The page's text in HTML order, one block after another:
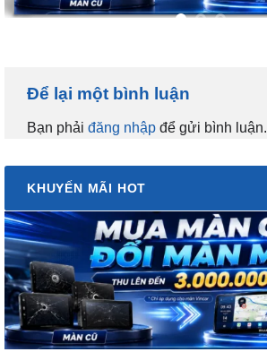
Để lại một bình luận
Bạn phải đăng nhập để gửi bình luận.
KHUYẾN MÃI HOT